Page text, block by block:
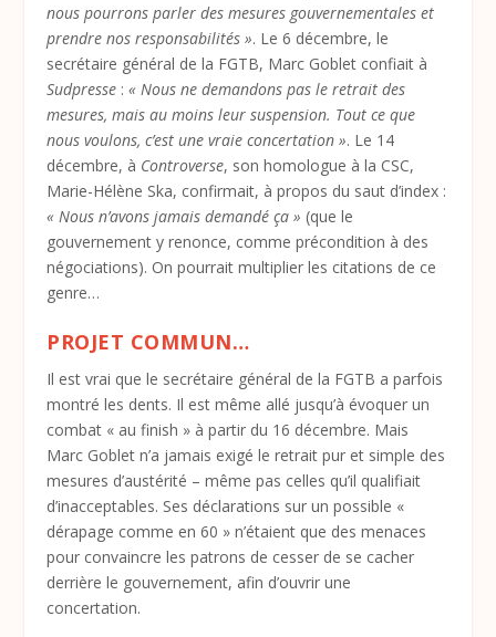
nous pourrons parler des mesures gouvernementales et
prendre nos responsabilités ». Le 6 décembre, le
secrétaire général de la FGTB, Marc Goblet confiait à
Sudpresse :« Nous ne demandons pas le retrait des
mesures, mais au moins leur suspension. Tout ce que
nous voulons, c’est une vraie concertation ». Le 14
décembre, à Controverse, son homologue à la CSC,
Marie-Hélène Ska, confirmait, à propos du saut d’index :
« Nous n’avons jamais demandé ça »(que le
gouvernement y renonce, comme précondition à des
négociations). On pourrait multiplier les citations de ce
genre…
PROJET COMMUN…
Il est vrai que le secrétaire général de la FGTB a parfois
montré les dents. Il est même allé jusqu’à évoquer un
combat « au finish » à partir du 16 décembre. Mais
Marc Goblet n’a jamais exigé le retrait pur et simple des
mesures d’austérité – même pas celles qu’il qualifiait
d’inacceptables. Ses déclarations sur un possible «
dérapage comme en 60 » n’étaient que des menaces
pour convaincre les patrons de cesser de se cacher
derrière le gouvernement, afin d’ouvrir une
concertation.